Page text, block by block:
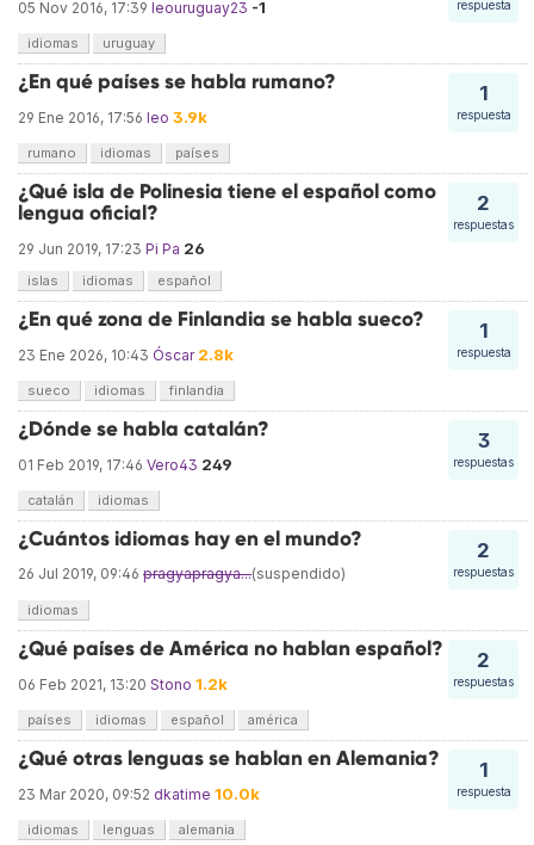
respuesta
05 Nov 2016, 17:39 leouruguay23 -1
idiomas uruguay
1
respuesta
¿En qué países se habla rumano?
29 Ene 2016, 17:56 leo 3.9k
rumano idiomas países
2
respuestas
¿Qué isla de Polinesia tiene el español como
lengua oficial?
29 Jun 2019, 17:23 Pi Pa 26
islas idiomas español
1
respuesta
¿En qué zona de Finlandia se habla sueco?
23 Ene 2026, 10:43 Óscar 2.8k
sueco idiomas finlandia
3
respuestas
¿Dónde se habla catalán?
01 Feb 2019, 17:46 Vero43 249
catalán idiomas
2
respuestas
¿Cuántos idiomas hay en el mundo?
26 Jul 2019, 09:46 pragyapragya...(suspendido)
idiomas
2
respuestas
¿Qué países de América no hablan español?
06 Feb 2021, 13:20 Stono 1.2k
países idiomas español américa
1
respuesta
¿Qué otras lenguas se hablan en Alemania?
23 Mar 2020, 09:52 dkatime 10.0k
idiomas lenguas alemania